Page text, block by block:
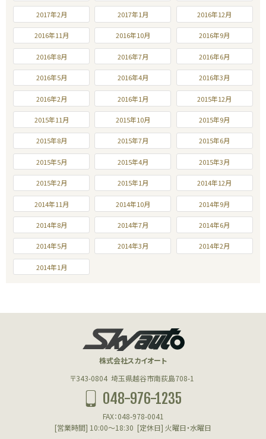
2017年2月 2017年1月 2016年12月
2016年11月 2016年10月 2016年9月
2016年8月 2016年7月 2016年6月
2016年5月 2016年4月 2016年3月
2016年2月 2016年1月 2015年12月
2015年11月 2015年10月 2015年9月
2015年8月 2015年7月 2015年6月
2015年5月 2015年4月 2015年3月
2015年2月 2015年1月 2014年12月
2014年11月 2014年10月 2014年9月
2014年8月 2014年7月 2014年6月
2014年5月 2014年3月 2014年2月
2014年1月
株式会社スカイオート
〒343-0804 埼玉県越谷市南荻島708-1
048-976-1235
FAX：048-978-0041
[営業時間] 10:00～18:30 [定休日] 火曜日・水曜日